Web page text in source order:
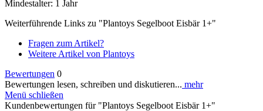
Mindestalter: 1 Jahr
Weiterführende Links zu "Plantoys Segelboot Eisbär 1+"
Fragen zum Artikel?
Weitere Artikel von Plantoys
Bewertungen 0
Bewertungen lesen, schreiben und diskutieren... mehr
Menü schließen
Kundenbewertungen für "Plantoys Segelboot Eisbär 1+"